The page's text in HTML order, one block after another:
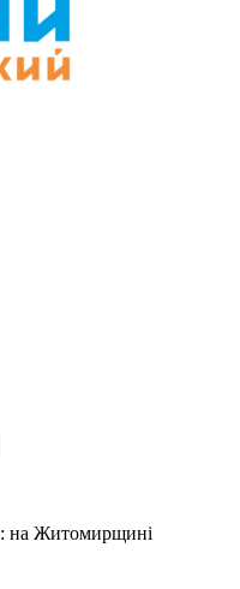
на Житомирщині